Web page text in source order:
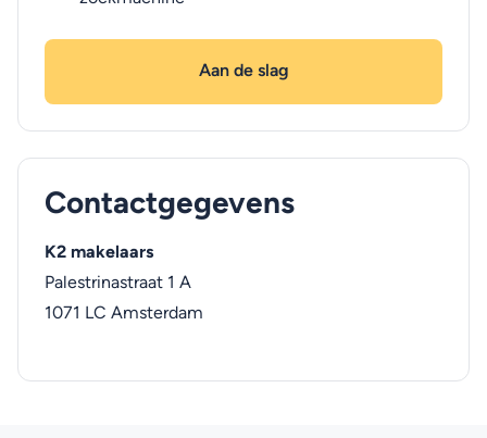
Aan de slag
Contactgegevens
K2 makelaars
Palestrinastraat 1 A
1071 LC Amsterdam